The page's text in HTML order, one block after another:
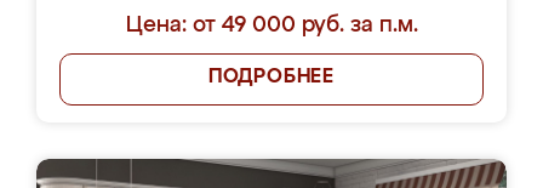
Цена: от 49 000 руб. за п.м.
ПОДРОБНЕЕ